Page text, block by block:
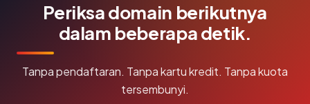
Periksa domain berikutnya
dalam beberapa detik.
Tanpa pendaftaran. Tanpa kartu kredit. Tanpa kuota
tersembunyi.